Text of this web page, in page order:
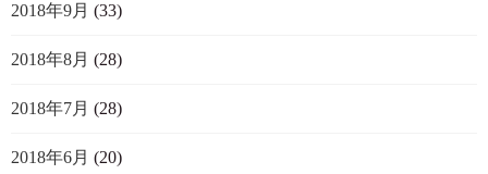
2018年9月 (33)
2018年8月 (28)
2018年7月 (28)
2018年6月 (20)